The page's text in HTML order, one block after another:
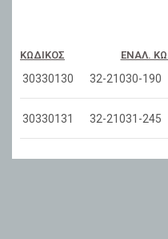
ΚΩΔΙΚΌΣ ΕΝΑΛ.
30330130 32-21030-190
30330131 32-21031-245